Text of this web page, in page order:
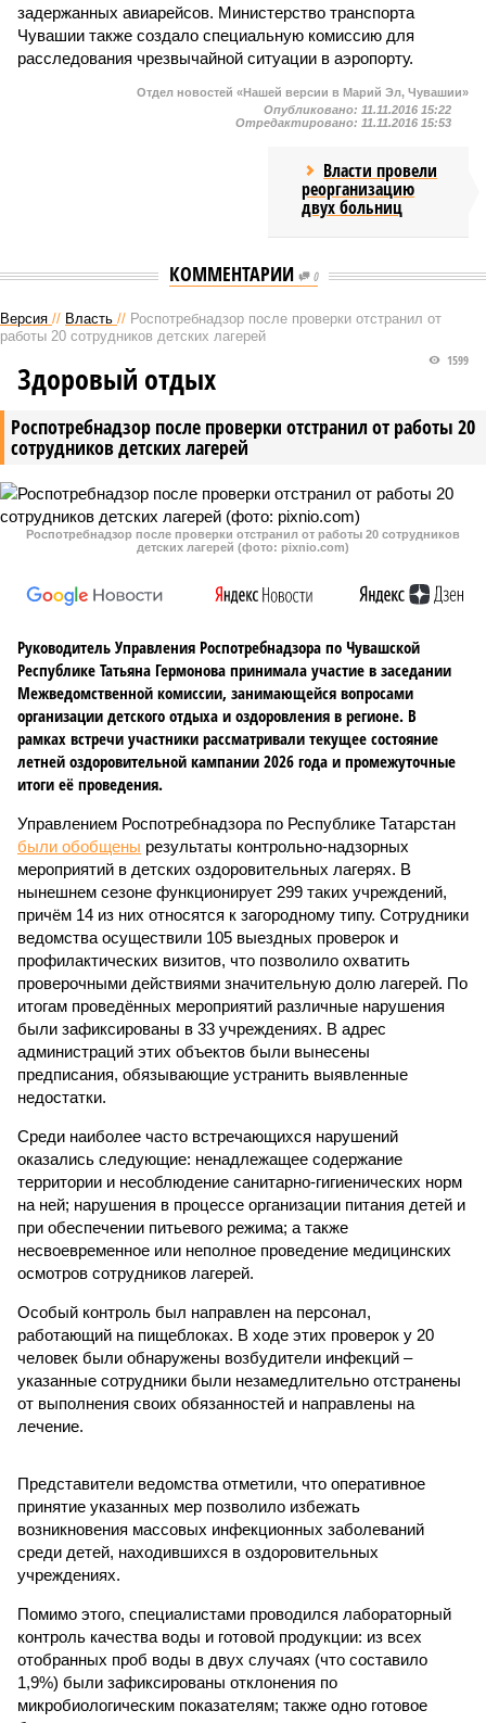
задержанных авиарейсов. Министерство транспорта
Чувашии также создало специальную комиссию для
расследования чрезвычайной ситуации в аэропорту.
Отдел новостей «Нашей версии в Марий Эл, Чувашии»
Опубликовано: 11.11.2016 15:22
Отредактировано: 11.11.2016 15:53
Власти провели
реорганизацию
двух больниц
КОММЕНТАРИИ 0
Версия // Власть // Роспотребнадзор после проверки отстранил от
работы 20 сотрудников детских лагерей
Роспотребнадзор после проверки отстранил от работы 20
сотрудников детских лагерей
1599
Здоровый отдых
Роспотребнадзор после проверки отстранил от работы 20 сотрудников
детских лагерей (фото: pixnio.com)
Руководитель Управления Роспотребнадзора по Чувашской
Республике Татьяна Гермонова принимала участие в заседании
Межведомственной комиссии, занимающейся вопросами
организации детского отдыха и оздоровления в регионе. В
рамках встречи участники рассматривали текущее состояние
летней оздоровительной кампании 2026 года и промежуточные
итоги её проведения.
Управлением Роспотребнадзора по Республике Татарстан
были обобщены результаты контрольно-надзорных
мероприятий в детских оздоровительных лагерях. В
нынешнем сезоне функционирует 299 таких учреждений,
причём 14 из них относятся к загородному типу. Сотрудники
ведомства осуществили 105 выездных проверок и
профилактических визитов, что позволило охватить
проверочными действиями значительную долю лагерей. По
итогам проведённых мероприятий различные нарушения
были зафиксированы в 33 учреждениях. В адрес
администраций этих объектов были вынесены
предписания, обязывающие устранить выявленные
недостатки.
Среди наиболее часто встречающихся нарушений
оказались следующие: ненадлежащее содержание
территории и несоблюдение санитарно-гигиенических норм
на ней; нарушения в процессе организации питания детей и
при обеспечении питьевого режима; а также
несвоевременное или неполное проведение медицинских
осмотров сотрудников лагерей.
Особый контроль был направлен на персонал,
работающий на пищеблоках. В ходе этих проверок у 20
человек были обнаружены возбудители инфекций –
указанные сотрудники были незамедлительно отстранены
от выполнения своих обязанностей и направлены на
лечение.
Представители ведомства отметили, что оперативное
принятие указанных мер позволило избежать
возникновения массовых инфекционных заболеваний
среди детей, находившихся в оздоровительных
учреждениях.
Помимо этого, специалистами проводился лабораторный
контроль качества воды и готовой продукции: из всех
отобранных проб воды в двух случаях (что составило
1,9%) были зафиксированы отклонения по
микробиологическим показателям; также одно готовое